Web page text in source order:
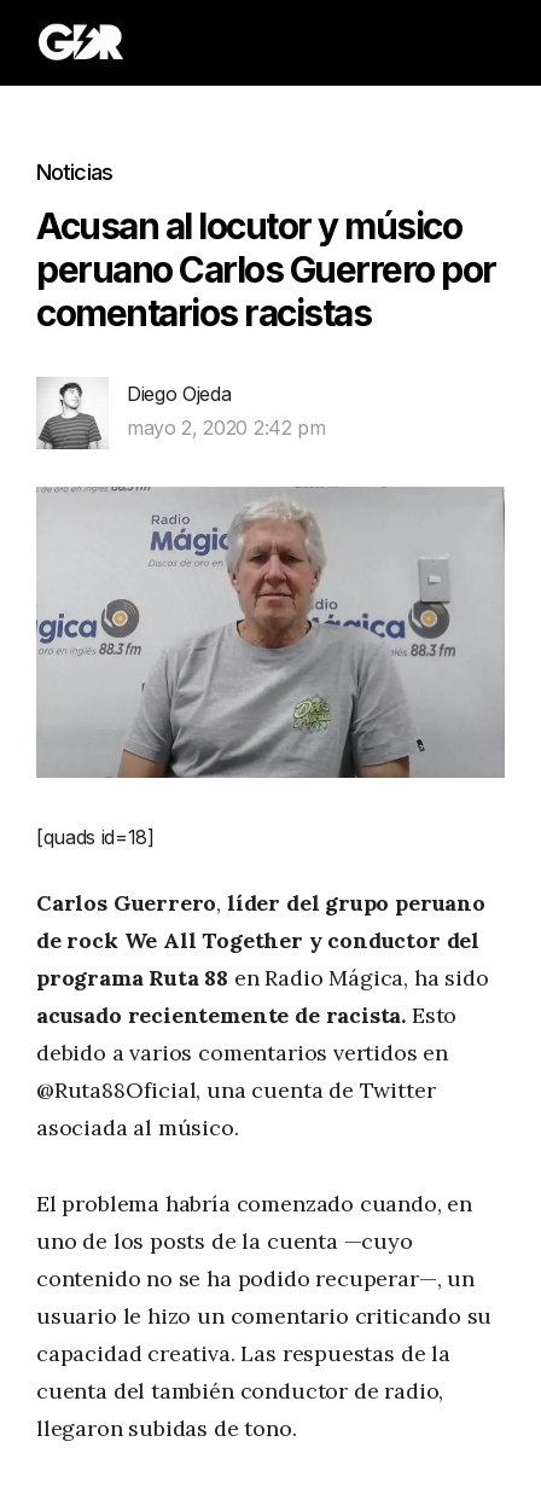
Noticias
Acusan al locutor y músico
peruano Carlos Guerrero por
comentarios racistas
Diego Ojeda
mayo 2, 2020 2:42 pm
[quads id=18]
Carlos Guerrero, líder del grupo peruano
de rock We All Together y conductor del
programa Ruta 88 en Radio Mágica, ha sido
acusado recientemente de racista. Esto
debido a varios comentarios vertidos en
@Ruta88Oficial, una cuenta de Twitter
asociada al músico.
El problema habría comenzado cuando, en
uno de los posts de la cuenta —cuyo
contenido no se ha podido recuperar—, un
usuario le hizo un comentario criticando su
capacidad creativa. Las respuestas de la
cuenta del también conductor de radio,
llegaron subidas de tono.